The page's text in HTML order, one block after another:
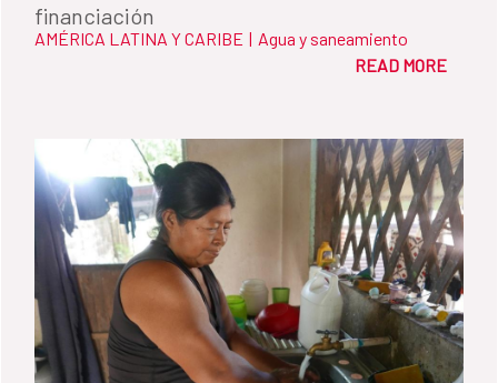
financiación
AMÉRICA LATINA Y CARIBE | Agua y saneamiento
READ MORE